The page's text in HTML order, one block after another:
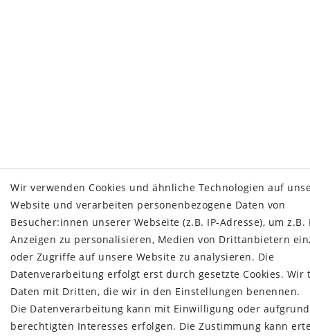
Wir verwenden Cookies und ähnliche Technologien auf
Website und verarbeiten personenbezogene Daten von
Besucher:innen unserer Webseite (z.B. IP-Adresse), um
Anzeigen zu personalisieren, Medien von Drittanbietern
oder Zugriffe auf unsere Website zu analysieren. Die
Datenverarbeitung erfolgt erst durch gesetzte Cookies. Wir
Daten mit Dritten, die wir in den Einstellungen benennen.
Die Datenverarbeitung kann mit Einwilligung oder
berechtigten Interesses erfolgen. Die Zustimmung kann